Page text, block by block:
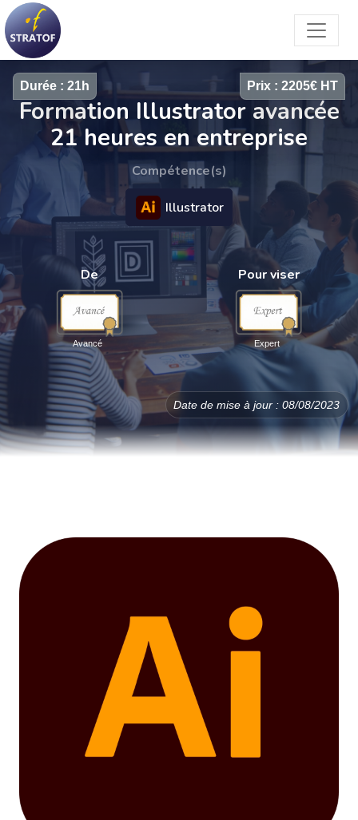
Formation Illustrator avancée
21 heures en entreprise
Durée : 21h Prix : 2205€ HT
Compétence(s)
Illustrator
De
Avancé
Pour viser
Expert
Date de mise à jour : 08/08/2023